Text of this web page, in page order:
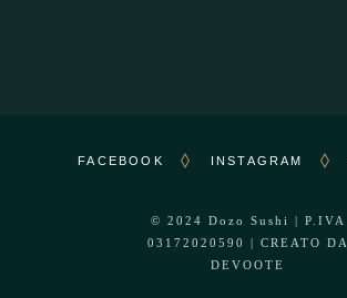
FACEBOOK INSTAGRAM
© 2024 Dozo Sushi
| P.IVA
03172020590 | CREATO DA
DEVOOTE